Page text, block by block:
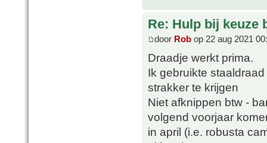
Re: Hulp bij keuze
door Rob op 22 aug 2021
Draadje werkt prima.
Ik gebruikte
strakker te krijgen
Niet afknippen btw -
volgend voorjaar
in april (i.e. robusta